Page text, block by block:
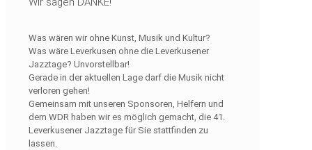
Was wären wir ohne Kunst, Musik und Kultur?
Was wäre Leverkusen ohne die Leverkusener
Jazztage? Unvorstellbar!
Gerade in der aktuellen Lage darf die Musik nicht
verloren gehen!
Gemeinsam mit unseren Sponsoren, Helfern und
dem WDR haben wir es möglich gemacht, die 41.
Leverkusener Jazztage für Sie stattfinden zu
lassen.